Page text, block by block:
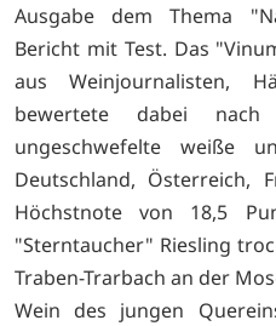
Ausgabe dem Thema
Bericht mit Test. Das
aus Weinjournalisten,
bewertete dabei nach
ungeschwefelte weiße
Deutschland, Österreich,
Höchstnote von 18,5
"Sterntaucher" Riesling
Traben-Trarbach an der
Wein des jungen